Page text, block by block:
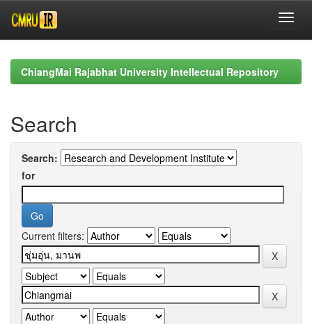
navigationChiangMai Rajabhat University Intellectual Repository
Search
Search:
for
Current filters: